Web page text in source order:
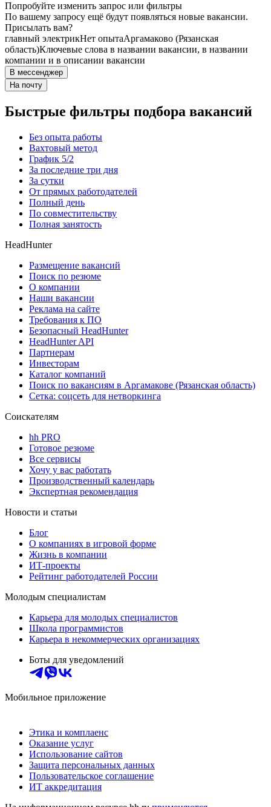
Попробуйте изменить запрос или фильтры
По вашему запросу ещё будут появляться новые вакансии.
Присылать вам?
главный электрикНет опытаАргамаково (Рязанская
область)Ключевые слова в названии вакансии, в названии
компании и в описании вакансии
В мессенджер
На почту
Быстрые фильтры подбора вакансий
Без опыта работы
Вахтовый метод
График 5/2
За последние три дня
За сутки
От прямых работодателей
Полный день
По совместительству
Полная занятость
HeadHunter
Размещение вакансий
Поиск по резюме
О компании
Наши вакансии
Реклама на сайте
Требования к ПО
Безопасный HeadHunter
HeadHunter API
Партнерам
Инвесторам
Каталог компаний
Поиск по вакансиям в Аргамакове (Рязанская область)
Сетка: соцсеть для нетворкинга
Соискателям
hh PRO
Готовое резюме
Все сервисы
Хочу у вас работать
Производственный календарь
Экспертная рекомендация
Новости и статьи
Блог
О компаниях в игровой форме
Жизнь в компании
ИТ-проекты
Рейтинг работодателей России
Молодым специалистам
Карьера для молодых специалистов
Школа программистов
Карьера в некоммерческих организациях
Боты для уведомлений
Мобильное приложение
Этика и комплаенс
Оказание услуг
Использование сайтов
Защита персональных данных
Пользовательское соглашение
ИТ аккредитация